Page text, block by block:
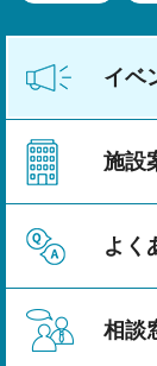
イベ
施設
よく
相談
年8月23日
の災害